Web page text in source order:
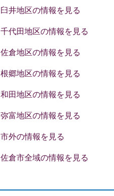
臼井地区の情報を見る
千代田地区の情報を見る
佐倉地区の情報を見る
根郷地区の情報を見る
和田地区の情報を見る
弥富地区の情報を見る
市外の情報を見る
佐倉市全域の情報を見る